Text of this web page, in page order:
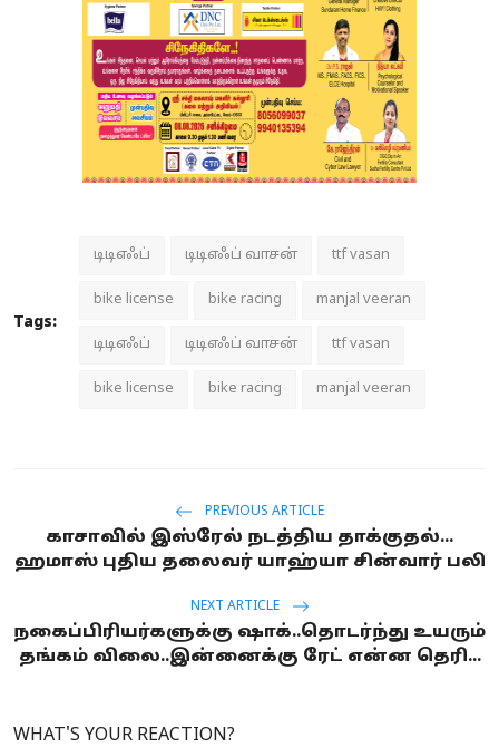
Tags:
டிடிஎஃப் டிடிஎஃப் வாசன் ttf vasan
bike license bike racing manjal veeran
டிடிஎஃப் டிடிஎஃப் வாசன் ttf vasan
bike license bike racing manjal veeran
PREVIOUS ARTICLE
காசாவில் இஸ்ரேல் நடத்திய தாக்குதல்...
ஹமாஸ் புதிய தலைவர் யாஹ்யா சின்வார் பலி
NEXT ARTICLE
நகைப்பிரியர்களுக்கு ஷாக்..தொடர்ந்து உயரும்
தங்கம் விலை..இன்னைக்கு ரேட் என்ன தெரி...
WHAT'S YOUR REACTION?